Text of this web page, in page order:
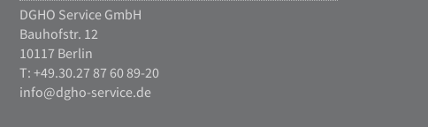
DGHO Service GmbH
Bauhofstr. 12
10117 Berlin
T: +49.30.27 87 60 89-20
info@dgho-service.de